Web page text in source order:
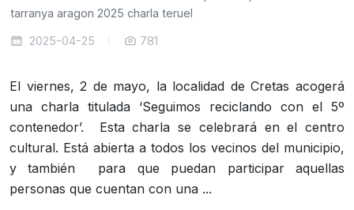
aragon 2025 charla teruel
2025-04-25 781
El viernes, 2 de mayo, la localidad de Cretas acogerá
una charla titulada ‘Seguimos reciclando con el 5º
contenedor’. Esta charla se celebrará en el centro
cultural. Está abierta a todos los vecinos del municipio,
y también para que puedan participar aquellas
personas que cuentan con una ...